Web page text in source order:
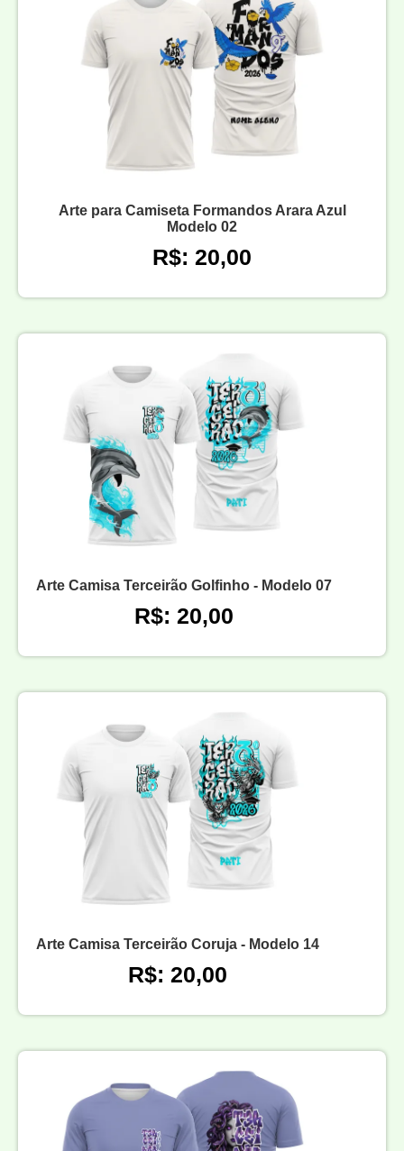
Arte para Camiseta Formandos Arara Azul
Modelo 02
R$: 20,00
Arte Camisa Terceirão Golfinho - Modelo 07
R$: 20,00
Arte Camisa Terceirão Coruja - Modelo 14
R$: 20,00